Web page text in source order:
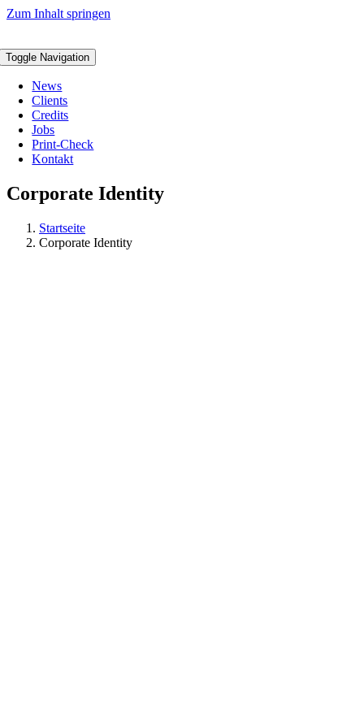
Zum Inhalt springen
Toggle Navigation
News
Clients
Credits
Jobs
Print-Check
Kontakt
Corporate Identity
Startseite
Corporate Identity